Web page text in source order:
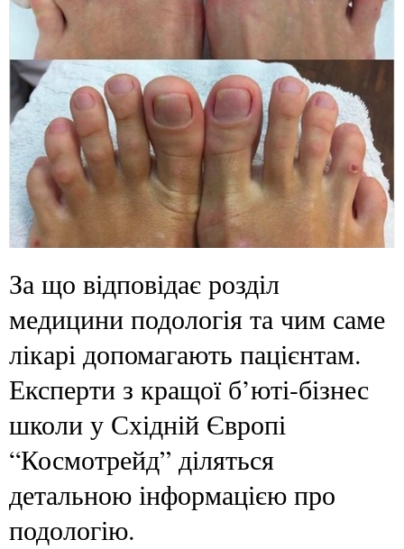
За що відповідає розділ
медицини подологія та чим саме
лікарі допомагають пацієнтам.
Експерти з кращої б’юті-бізнес
школи у Східній Європі
“Космотрейд” діляться
детальною інформацією про
подологію.